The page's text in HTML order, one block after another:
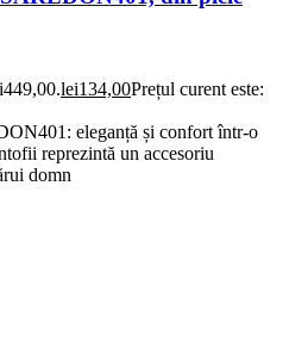
lei134,00Prețul curent este:
eleganță și confort într-o
reprezintă un accesoriu
domn